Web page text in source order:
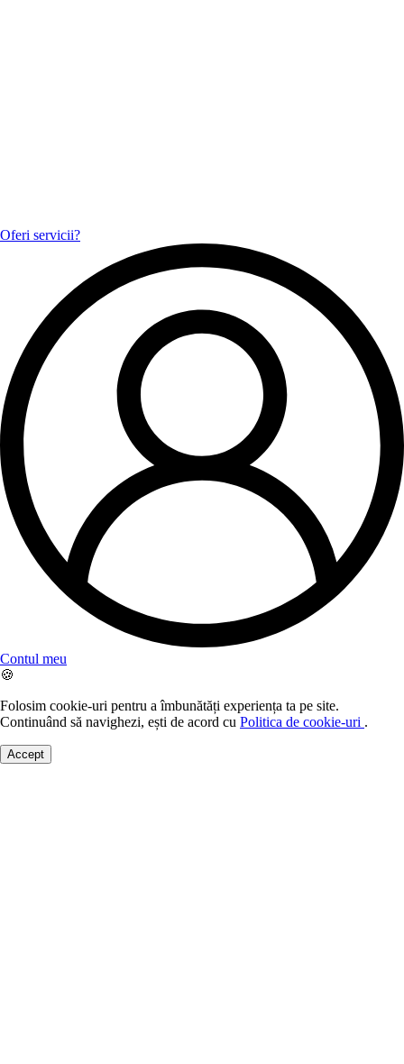
Oferi servicii?
Contul meu
🍪
Folosim cookie-uri pentru a îmbunătăți experiența ta pe site.
Continuând să navighezi, ești de acord cu Politica de cookie-uri .
Accept